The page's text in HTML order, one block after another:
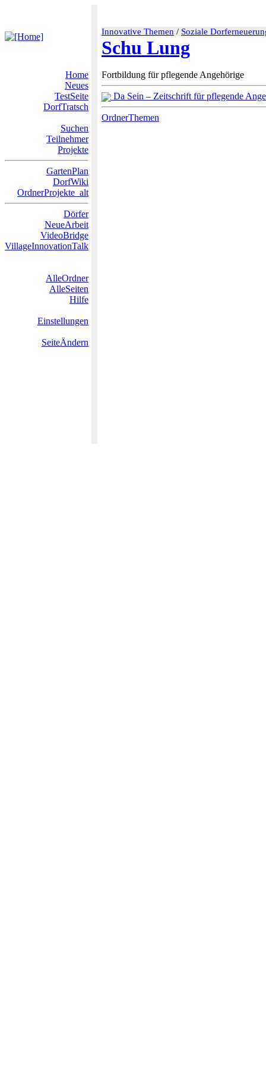
Innovative Themen / Soziale
Schu Lung
Home
Neues
TestSeite
DorfTratsch
Suchen
Teilnehmer
Projekte
GartenPlan
DorfWiki
OrdnerProjekte_alt
Dörfer
NeueArbeit
VideoBridge
VillageInnovationTalk
AlleOrdner
AlleSeiten
Hilfe
Einstellungen
SeiteÄndern
Fortbildung für pflegende Angehörige
Da Sein – Zeitschrift für pflegende
OrdnerThemen